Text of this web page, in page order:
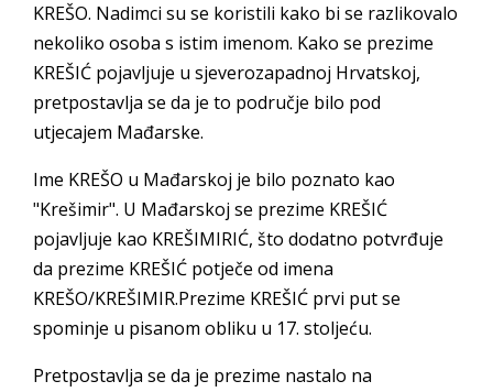
KREŠO. Nadimci su se koristili kako bi se razlikovalo
nekoliko osoba s istim imenom. Kako se prezime
KREŠIĆ pojavljuje u sjeverozapadnoj Hrvatskoj,
pretpostavlja se da je to područje bilo pod
utjecajem Mađarske.
Ime KREŠO u Mađarskoj je bilo poznato kao
"Krešimir". U Mađarskoj se prezime KREŠIĆ
pojavljuje kao KREŠIMIRIĆ, što dodatno potvrđuje
da prezime KREŠIĆ potječe od imena
KREŠO/KREŠIMIR.Prezime KREŠIĆ prvi put se
spominje u pisanom obliku u 17. stoljeću.
Pretpostavlja se da je prezime nastalo na